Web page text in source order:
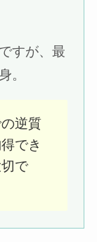
すが、最
。
逆質
でき
で